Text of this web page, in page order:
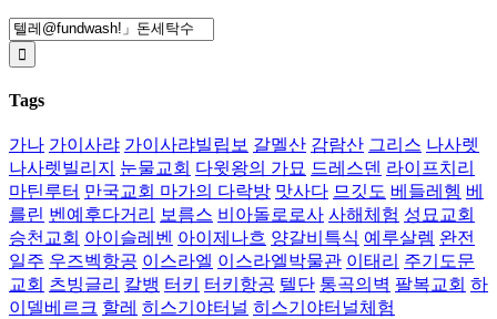
Search
for:
Tags
가나 가이사랴 가이사랴빌립보 갈멜산 감람산 그리스 나사렛
나사렛빌리지
눈물교회 다윗왕의 가묘 드레스덴 라이프치리
마틴루터 만국교회 마가의 다락방 맛사다 므깃도 베들레헴 베
를린 벤예후다거리 보름스 비아돌로로사 사해체험 성묘교회
승천교회 아이슬레벤 아이제나흐 양갈비특식 예루살렘 완전
일주 우즈벡항공 이스라엘 이스라엘박물관 이태리 주기도문
교회 츠빙글리 칼뱅 터키 터키항공 텔단 통곡의벽 팔복교회 하
이델베르크 할레 히스기야터널 히스기야터널체험